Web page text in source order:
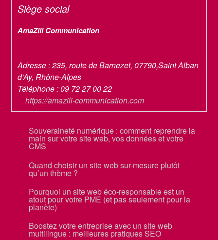
Siège social
AmaZili Communication
Adresse :235, route de Barnezet,07790,Saint Alban
d'Ay,Rhône-Alpes
Téléphone :09 72 27 00 22
https://amazili-communication.com
Souveraineté numérique : comment reprendre la
main sur votre site web, vos données et votre
CMS
Quand choisir un site web sur-mesure plutôt
qu’un thème ?
Pourquoi un site web éco-responsable est un
atout pour votre PME (et pas seulement pour la
planète)
Boostez votre entreprise avec un site web
multilingue : meilleures pratiques SEO